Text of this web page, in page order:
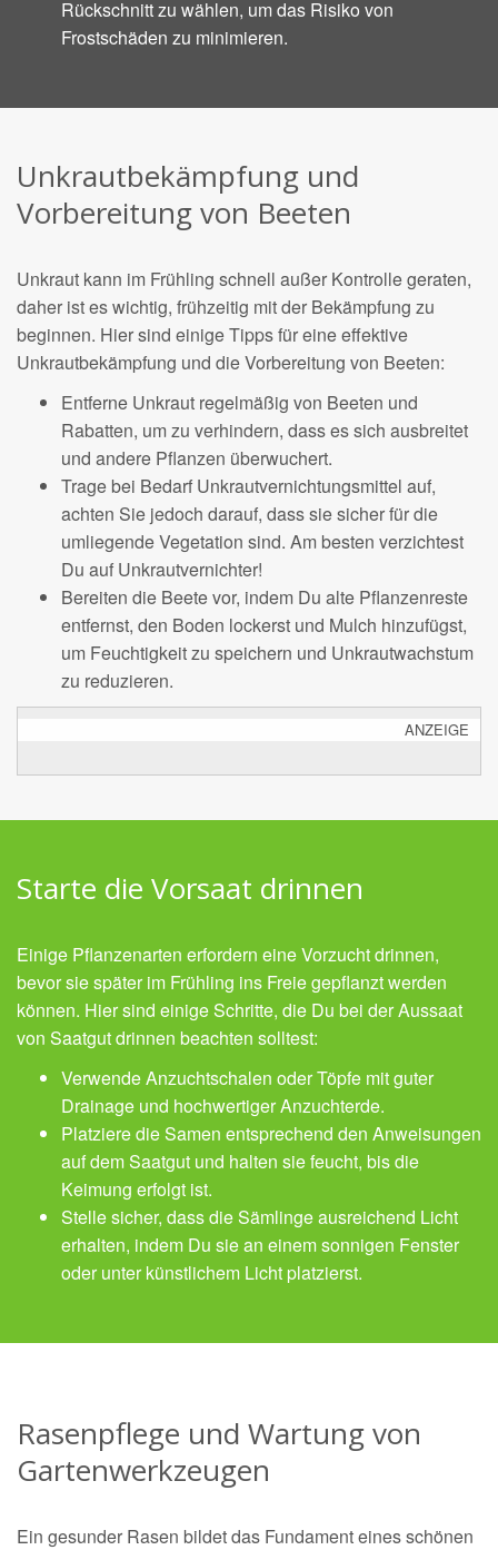
Rückschnitt zu wählen, um das Risiko von
Frostschäden zu minimieren.
Unkrautbekämpfung und
Vorbereitung von Beeten
Unkraut kann im Frühling schnell außer Kontrolle geraten,
daher ist es wichtig, frühzeitig mit der Bekämpfung zu
beginnen. Hier sind einige Tipps für eine effektive
Unkrautbekämpfung und die Vorbereitung von Beeten:
Entferne Unkraut regelmäßig von Beeten und
Rabatten, um zu verhindern, dass es sich ausbreitet
und andere Pflanzen überwuchert.
Trage bei Bedarf Unkrautvernichtungsmittel auf,
achten Sie jedoch darauf, dass sie sicher für die
umliegende Vegetation sind. Am besten verzichtest
Du auf Unkrautvernichter!
Bereiten die Beete vor, indem Du alte Pflanzenreste
entfernst, den Boden lockerst und Mulch hinzufügst,
um Feuchtigkeit zu speichern und Unkrautwachstum
zu reduzieren.
ANZEIGE
Starte die Vorsaat drinnen
Einige Pflanzenarten erfordern eine Vorzucht drinnen,
bevor sie später im Frühling ins Freie gepflanzt werden
können. Hier sind einige Schritte, die Du bei der Aussaat
von Saatgut drinnen beachten solltest:
Verwende Anzuchtschalen oder Töpfe mit guter
Drainage und hochwertiger Anzuchterde.
Platziere die Samen entsprechend den Anweisungen
auf dem Saatgut und halten sie feucht, bis die
Keimung erfolgt ist.
Stelle sicher, dass die Sämlinge ausreichend Licht
erhalten, indem Du sie an einem sonnigen Fenster
oder unter künstlichem Licht platzierst.
Rasenpflege und Wartung von
Gartenwerkzeugen
Ein gesunder Rasen bildet das Fundament eines schönen